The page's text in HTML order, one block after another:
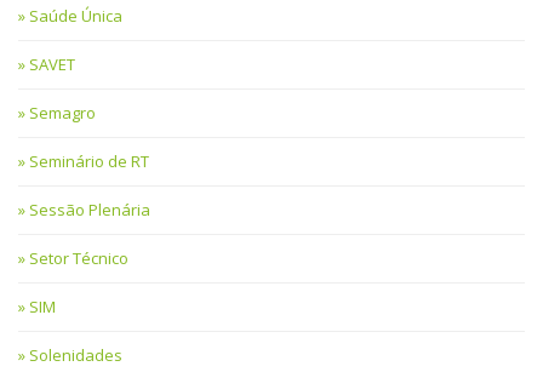
Saúde Única
SAVET
Semagro
Seminário de RT
Sessão Plenária
Setor Técnico
SIM
Solenidades